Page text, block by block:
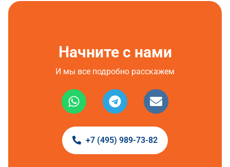
Начните с нами
И мы все подробно расскажем
+7 (495) 989-73-82